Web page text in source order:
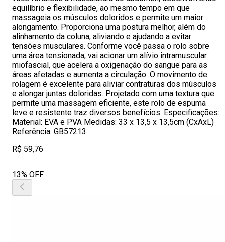
equilíbrio e flexibilidade, ao mesmo tempo em que
massageia os músculos doloridos e permite um maior
alongamento. Proporciona uma postura melhor, além do
alinhamento da coluna, aliviando e ajudando a evitar
tensões musculares. Conforme você passa o rolo sobre
uma área tensionada, vai acionar um alívio intramuscular
miofascial, que acelera a oxigenação do sangue para as
áreas afetadas e aumenta a circulação. O movimento de
rolagem é excelente para aliviar contraturas dos músculos
e alongar juntas doloridas. Projetado com uma textura que
permite uma massagem eficiente, este rolo de espuma
leve e resistente traz diversos benefícios. Especificações:
Material: EVA e PVA Medidas: 33 x 13,5 x 13,5cm (CxAxL)
Referência: GB57213
R$ 59,76
13% OFF